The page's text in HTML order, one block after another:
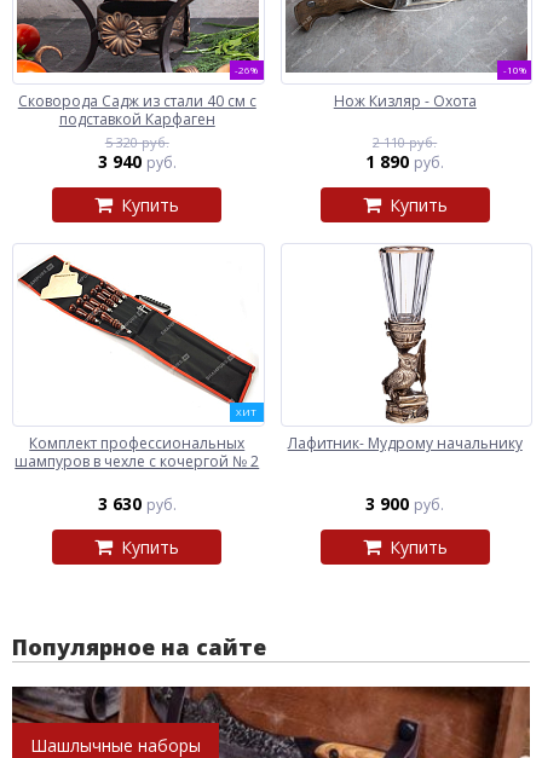
-26%
Сковорода Садж из стали 40 см с
подставкой Карфаген
5 320 руб.
3 940 руб.
Купить
-10%
Нож Кизляр - Охота
2 110 руб.
1 890 руб.
Купить
ХИТ
Комплект профессиональных
шампуров в чехле с кочергой № 2
3 630 руб.
Купить
Лафитник- Мудрому начальнику
3 900 руб.
Купить
Популярное на сайте
Шашлычные наборы